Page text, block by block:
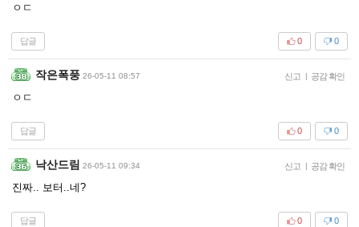
ㅇㄷ
답글 0
0
작은폭풍 26-05-11 08:57 신고 | 공감 확인
ㅇㄷ
답글 0
0
낙산드림 26-05-11 09:34 신고 | 공감 확인
진짜.. 보터..네?
답글 0
0